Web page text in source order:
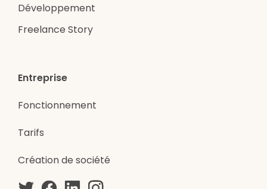
Développement
Freelance Story
Entreprise
Fonctionnement
Tarifs
Création de société